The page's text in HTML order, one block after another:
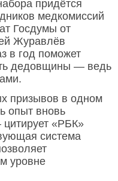
придётся
медкомиссий
Госдумы от
Журавлёв
в год поможет
дедовщины — ведь
призывов в одном
опыт вновь
«РБК»
система
уровне